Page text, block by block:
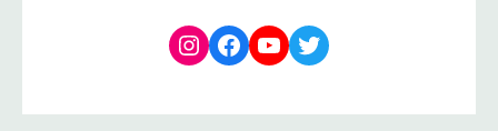
Instagram Facebook YouTube Twitter